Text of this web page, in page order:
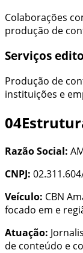
Colaborações
produção de
Serviços
Produção de
instituições e
04
Razão Social:
CNPJ:
Veículo: CBN
focado em e
Atuação:
de conteúdo e